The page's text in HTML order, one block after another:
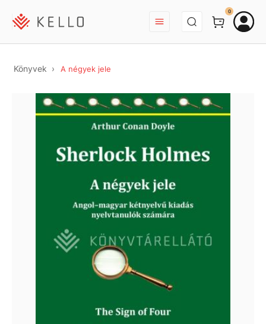
BEJELENTKEZÉS
0
Könyvek A négyek jele